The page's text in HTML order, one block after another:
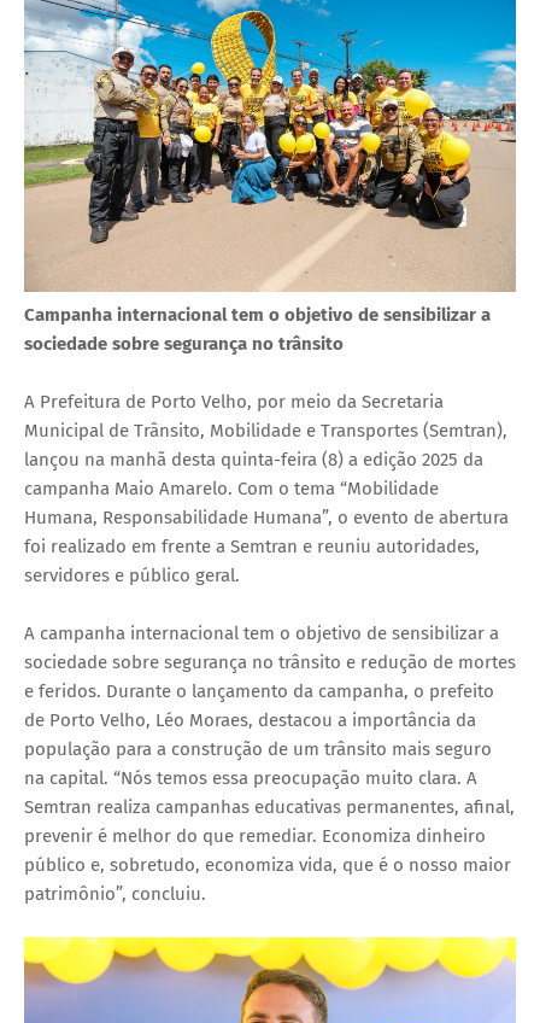
Campanha internacional tem o objetivo de sensibilizar a
sociedade sobre segurança no trânsito
A Prefeitura de Porto Velho, por meio da Secretaria
Municipal de Trânsito, Mobilidade e Transportes (Semtran),
lançou na manhã desta quinta-feira (8) a edição 2025 da
campanha Maio Amarelo. Com o tema “Mobilidade
Humana, Responsabilidade Humana”, o evento de abertura
foi realizado em frente a Semtran e reuniu autoridades,
servidores e público geral.
A campanha internacional tem o objetivo de sensibilizar a
sociedade sobre segurança no trânsito e redução de mortes
e feridos. Durante o lançamento da campanha, o prefeito
de Porto Velho, Léo Moraes, destacou a importância da
população para a construção de um trânsito mais seguro
na capital. “Nós temos essa preocupação muito clara. A
Semtran realiza campanhas educativas permanentes, afinal,
prevenir é melhor do que remediar. Economiza dinheiro
público e, sobretudo, economiza vida, que é o nosso maior
patrimônio”, concluiu.